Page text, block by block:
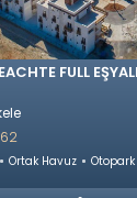
FULL
Ortak Havuz Otopark